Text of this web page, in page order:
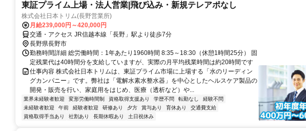
東証プライム上場・法人営業|飛び込み・新規テレアポなし
株式会社日本トリム(長野営業所)
月給239,000円～420,000円
交通・アクセス JR信越本線「長野」駅より徒歩7分
長野県長野市
勤務時間詳細 総労働時間：1年あたり1960時間 8:35～18:30（休憩1時間25分） 固
定残業代は40時間分を支給していますが、実際の月平均残業時間は約20時間です
仕事内容 株式会社日本トリムは、東証プライム市場に上場する「水のリーディン
グカンパニー」です。弊社は「電解水素水整水器」を中心としたヘルスケア製品の
開発・販売を行い、家庭用をはじめ、医療（透析など）や...
業界未経験者歓迎 変形労働時間制 資格取得支援あり 学歴不問 転勤なし
経験不問
未経験者歓迎
午前 経験者歓迎 研修あり 夕方 賞与あり 育休あり
交通費支給
資格取得手当あり
社割あり 長期休暇あり 土日祝休み